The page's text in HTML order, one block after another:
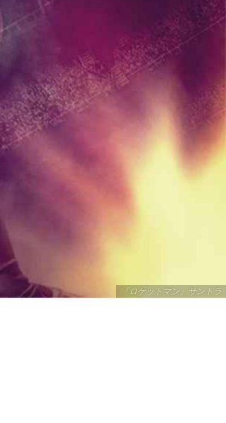
『ロケットマン』サントラ